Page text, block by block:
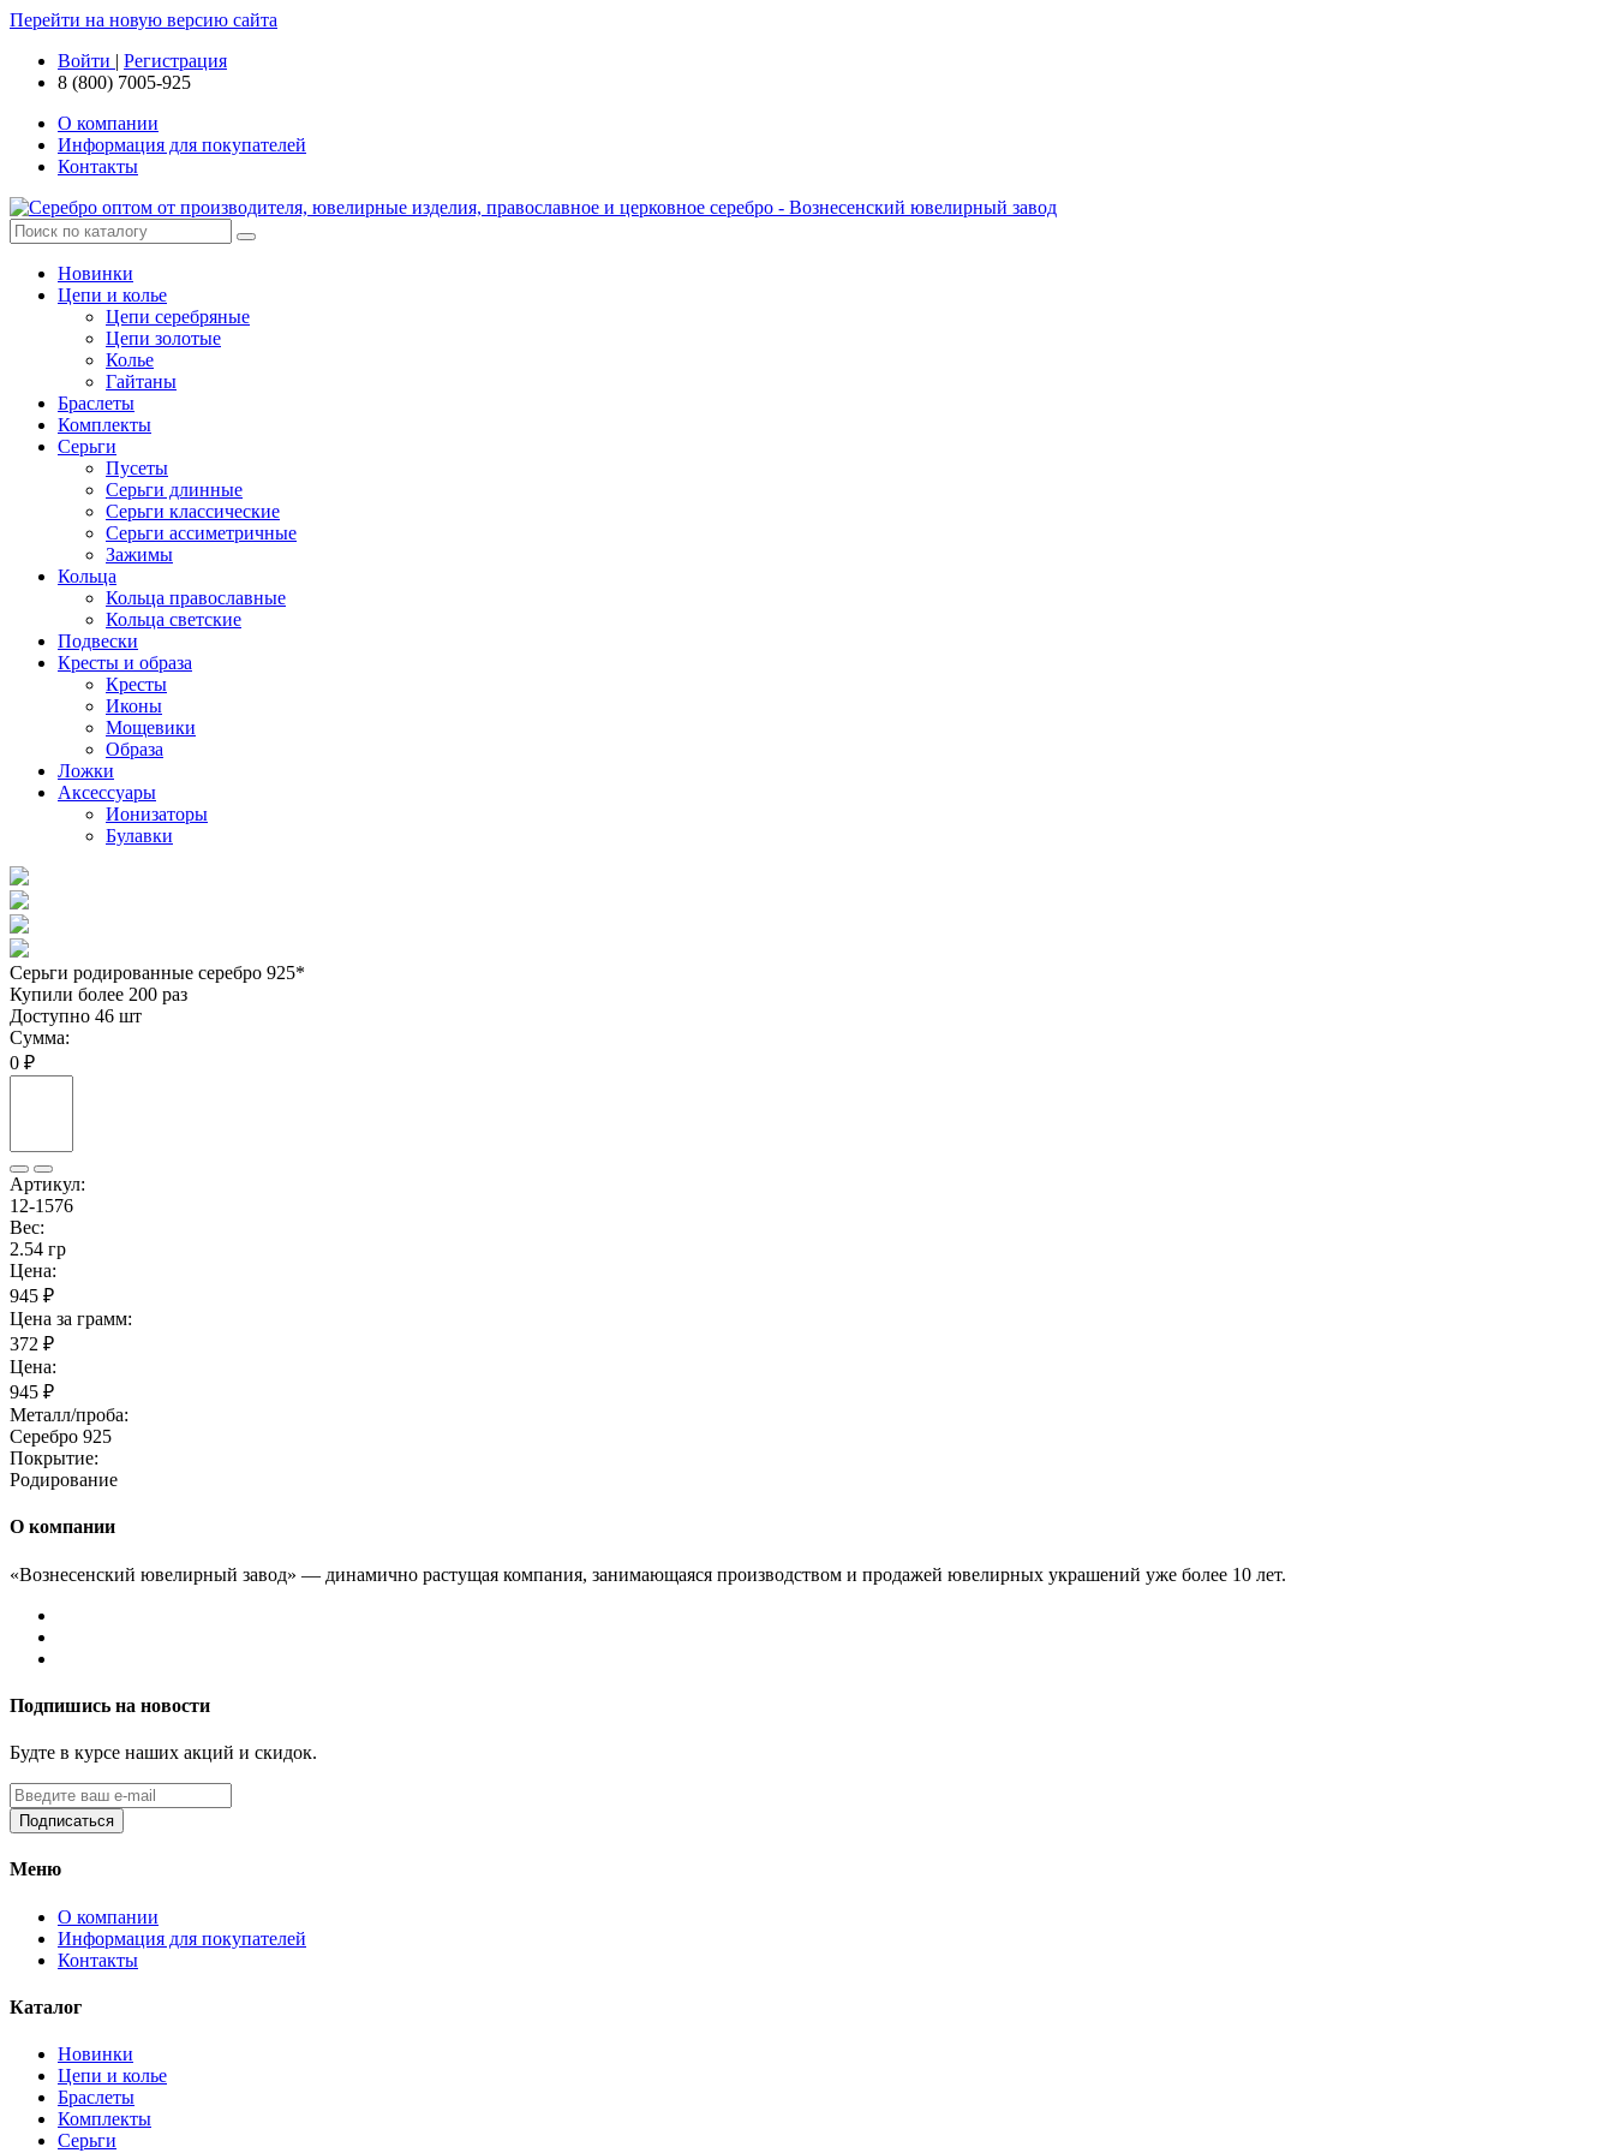
Перейти на новую версию сайта
Войти | Регистрация
8 (800) 7005-925
О компании
Информация для покупателей
Контакты
Новинки
Цепи и колье
Цепи серебряные
Цепи золотые
Колье
Гайтаны
Браслеты
Комплекты
Серьги
Пусеты
Серьги длинные
Серьги классические
Серьги ассиметричные
Зажимы
Кольца
Кольца православные
Кольца светские
Подвески
Кресты и образа
Кресты
Иконы
Мощевики
Образа
Ложки
Аксессуары
Ионизаторы
Булавки
Серьги родированные серебро 925*
Купили более 200 раз
Доступно 46 шт
Сумма:
0 ₽
Артикул:
12-1576
Вес:
2.54 гр
Цена:
945 ₽
Цена за грамм:
372 ₽
Цена:
945 ₽
Металл/проба:
Серебро 925
Покрытие:
Родирование
О компании
«Вознесенский ювелирный завод» — динамично растущая компания, занимающаяся производством и продажей ювелирных украшений уже более 10 лет.
Подпишись на новости
Будте в курсе наших акций и скидок.
Подписаться
Меню
О компании
Информация для покупателей
Контакты
Каталог
Новинки
Цепи и колье
Браслеты
Комплекты
Серьги